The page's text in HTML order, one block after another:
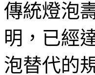
傳統燈泡
明，已經
泡替代的